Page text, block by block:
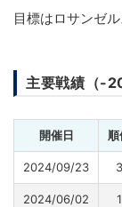
目標はロサンゼ
主要戦績（-
開催日
2024/09/23 3
2024/06/02 1